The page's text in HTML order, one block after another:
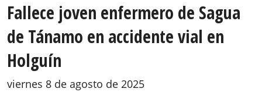
Fallece joven enfermero de Sagua
de Tánamo en accidente vial en
Holguín
viernes 8 de agosto de 2025